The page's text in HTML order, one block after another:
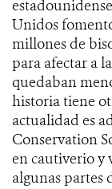
Unidos
millones de
para afectar a
quedaban
historia tiene
actualidad es
Conservation
en cautiverio y
algunas partes